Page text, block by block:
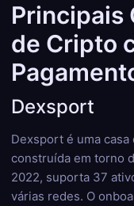
Principais
de Cripto
Dexsport
Dexsport é uma casa
construída em torno
2022, suporta 37
várias redes. O